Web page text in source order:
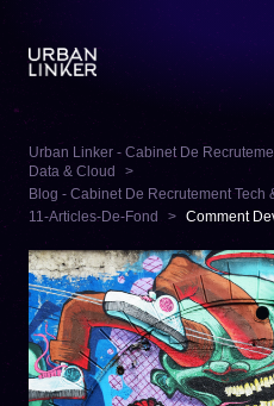
Urban Linker - Cabinet De
Data & Cloud
Blog - Cabinet De Recrutement Tech
11-Articles-De-Fond
Comment